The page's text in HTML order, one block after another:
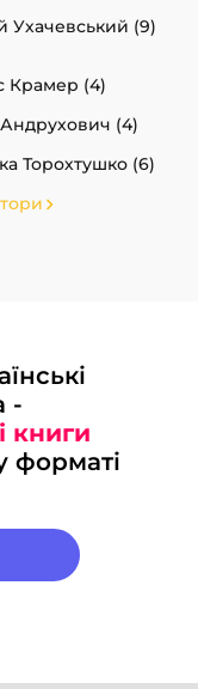
Ухачевський (9)
Крамер (4)
(4)
Торохтушко (6)
-
книги
форматі